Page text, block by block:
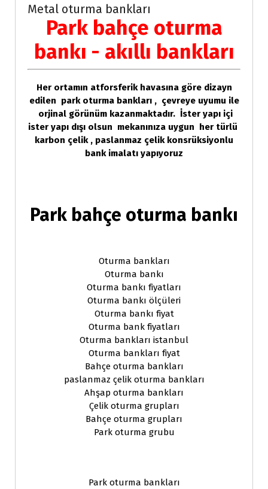
Metal oturma bankları
Park bahçe oturma
bankı - akıllı bankları
Her ortamın atforsferik havasına göre dizayn
edilen park oturma bankları , çevreye uyumu ile
orjinal görünüm kazanmaktadır. İster yapı içi
ister yapı dışı olsun mekanınıza uygun her türlü
karbon çelik , paslanmaz çelik konsrüksiyonlu
bank imalatı yapıyoruz
Park bahçe oturma bankı
Oturma bankları
Oturma bankı
Oturma bankı fiyatları
Oturma bankı ölçüleri
Oturma bankı fiyat
Oturma bank fiyatları
Oturma bankları istanbul
Oturma bankları fiyat
Bahçe oturma bankları
paslanmaz çelik oturma bankları
Ahşap oturma bankları
Çelik oturma grupları
Bahçe oturma grupları
Park oturma grubu
Park oturma bankları